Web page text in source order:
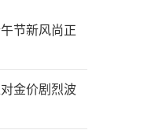
节新风尚正
金价剧烈波